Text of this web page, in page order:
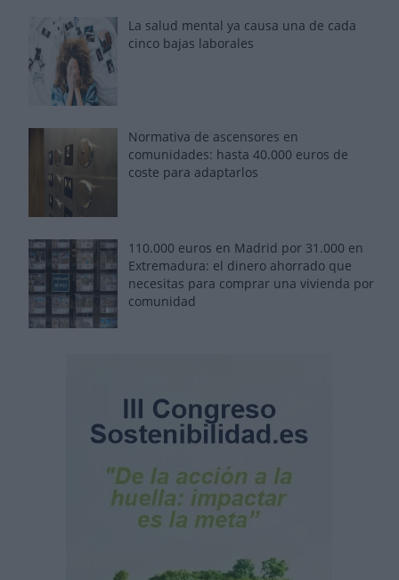
La salud mental ya causa una de cada
cinco bajas laborales
Normativa de ascensores en
comunidades: hasta 40.000 euros de
coste para adaptarlos
110.000 euros en Madrid por 31.000 en
Extremadura: el dinero ahorrado que
necesitas para comprar una vivienda por
comunidad